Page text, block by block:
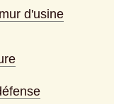
d'usine